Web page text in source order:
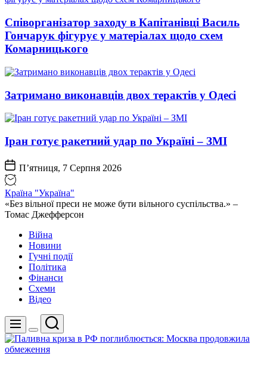
Співорганізатор заходу в Капітанівці Василь
Гончарук фігурує у матеріалах щодо схем
Комарницького
Затримано виконавців двох терактів у Одесі
Іран готує ракетний удар по Україні – ЗМІ
П’ятниця, 7 Серпня 2026
Країна "Україна"
«Без вільної преси не може бути вільного суспільства.» –
Томас Джефферсон
Війна
Новини
Гучні події
Політика
Фінанси
Схеми
Відео
Меню
Перемикач
кольорового
режиму
Пошук